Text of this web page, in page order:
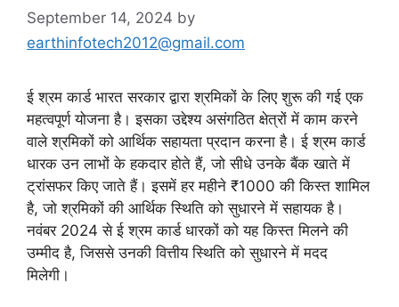
September 14, 2024 by
earthinfotech2012@gmail.com
ई श्रम कार्ड भारत सरकार द्वारा श्रमिकों के लिए शुरू की गई एक
महत्वपूर्ण योजना है। इसका उद्देश्य असंगठित क्षेत्रों में काम करने
वाले श्रमिकों को आर्थिक सहायता प्रदान करना है। ई श्रम कार्ड
धारक उन लाभों के हकदार होते हैं, जो सीधे उनके बैंक खाते में
ट्रांसफर किए जाते हैं। इसमें हर महीने ₹1000 की किस्त शामिल
है, जो श्रमिकों की आर्थिक स्थिति को सुधारने में सहायक है।
नवंबर 2024 से ई श्रम कार्ड धारकों को यह किस्त मिलने की
उम्मीद है, जिससे उनकी वित्तीय स्थिति को सुधारने में मदद
मिलेगी।